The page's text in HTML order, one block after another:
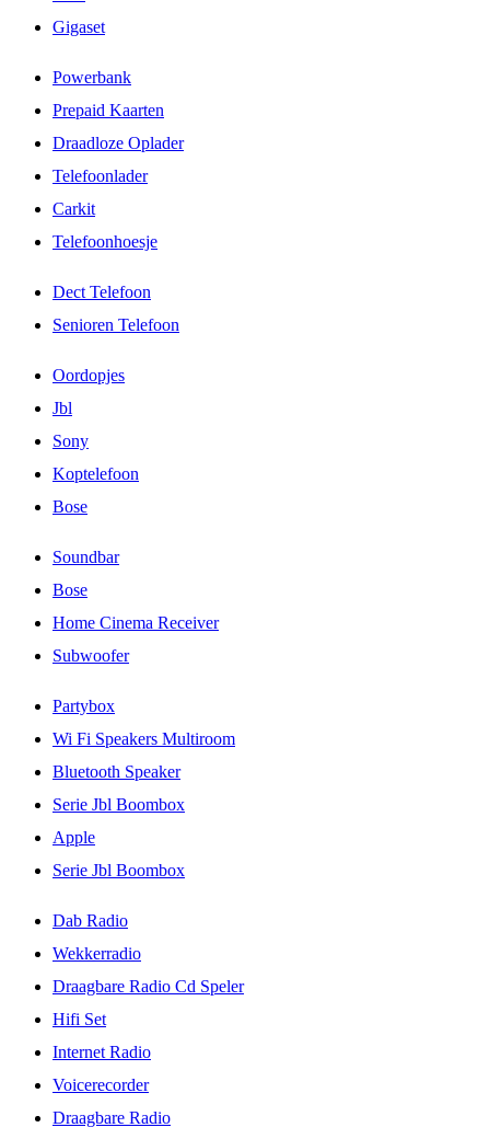
Gigaset
Powerbank
Prepaid Kaarten
Draadloze Oplader
Telefoonlader
Carkit
Telefoonhoesje
Dect Telefoon
Senioren Telefoon
Oordopjes
Jbl
Sony
Koptelefoon
Bose
Soundbar
Bose
Home Cinema Receiver
Subwoofer
Partybox
Wi Fi Speakers Multiroom
Bluetooth Speaker
Serie Jbl Boombox
Apple
Serie Jbl Boombox
Dab Radio
Wekkerradio
Draagbare Radio Cd Speler
Hifi Set
Internet Radio
Voicerecorder
Draagbare Radio